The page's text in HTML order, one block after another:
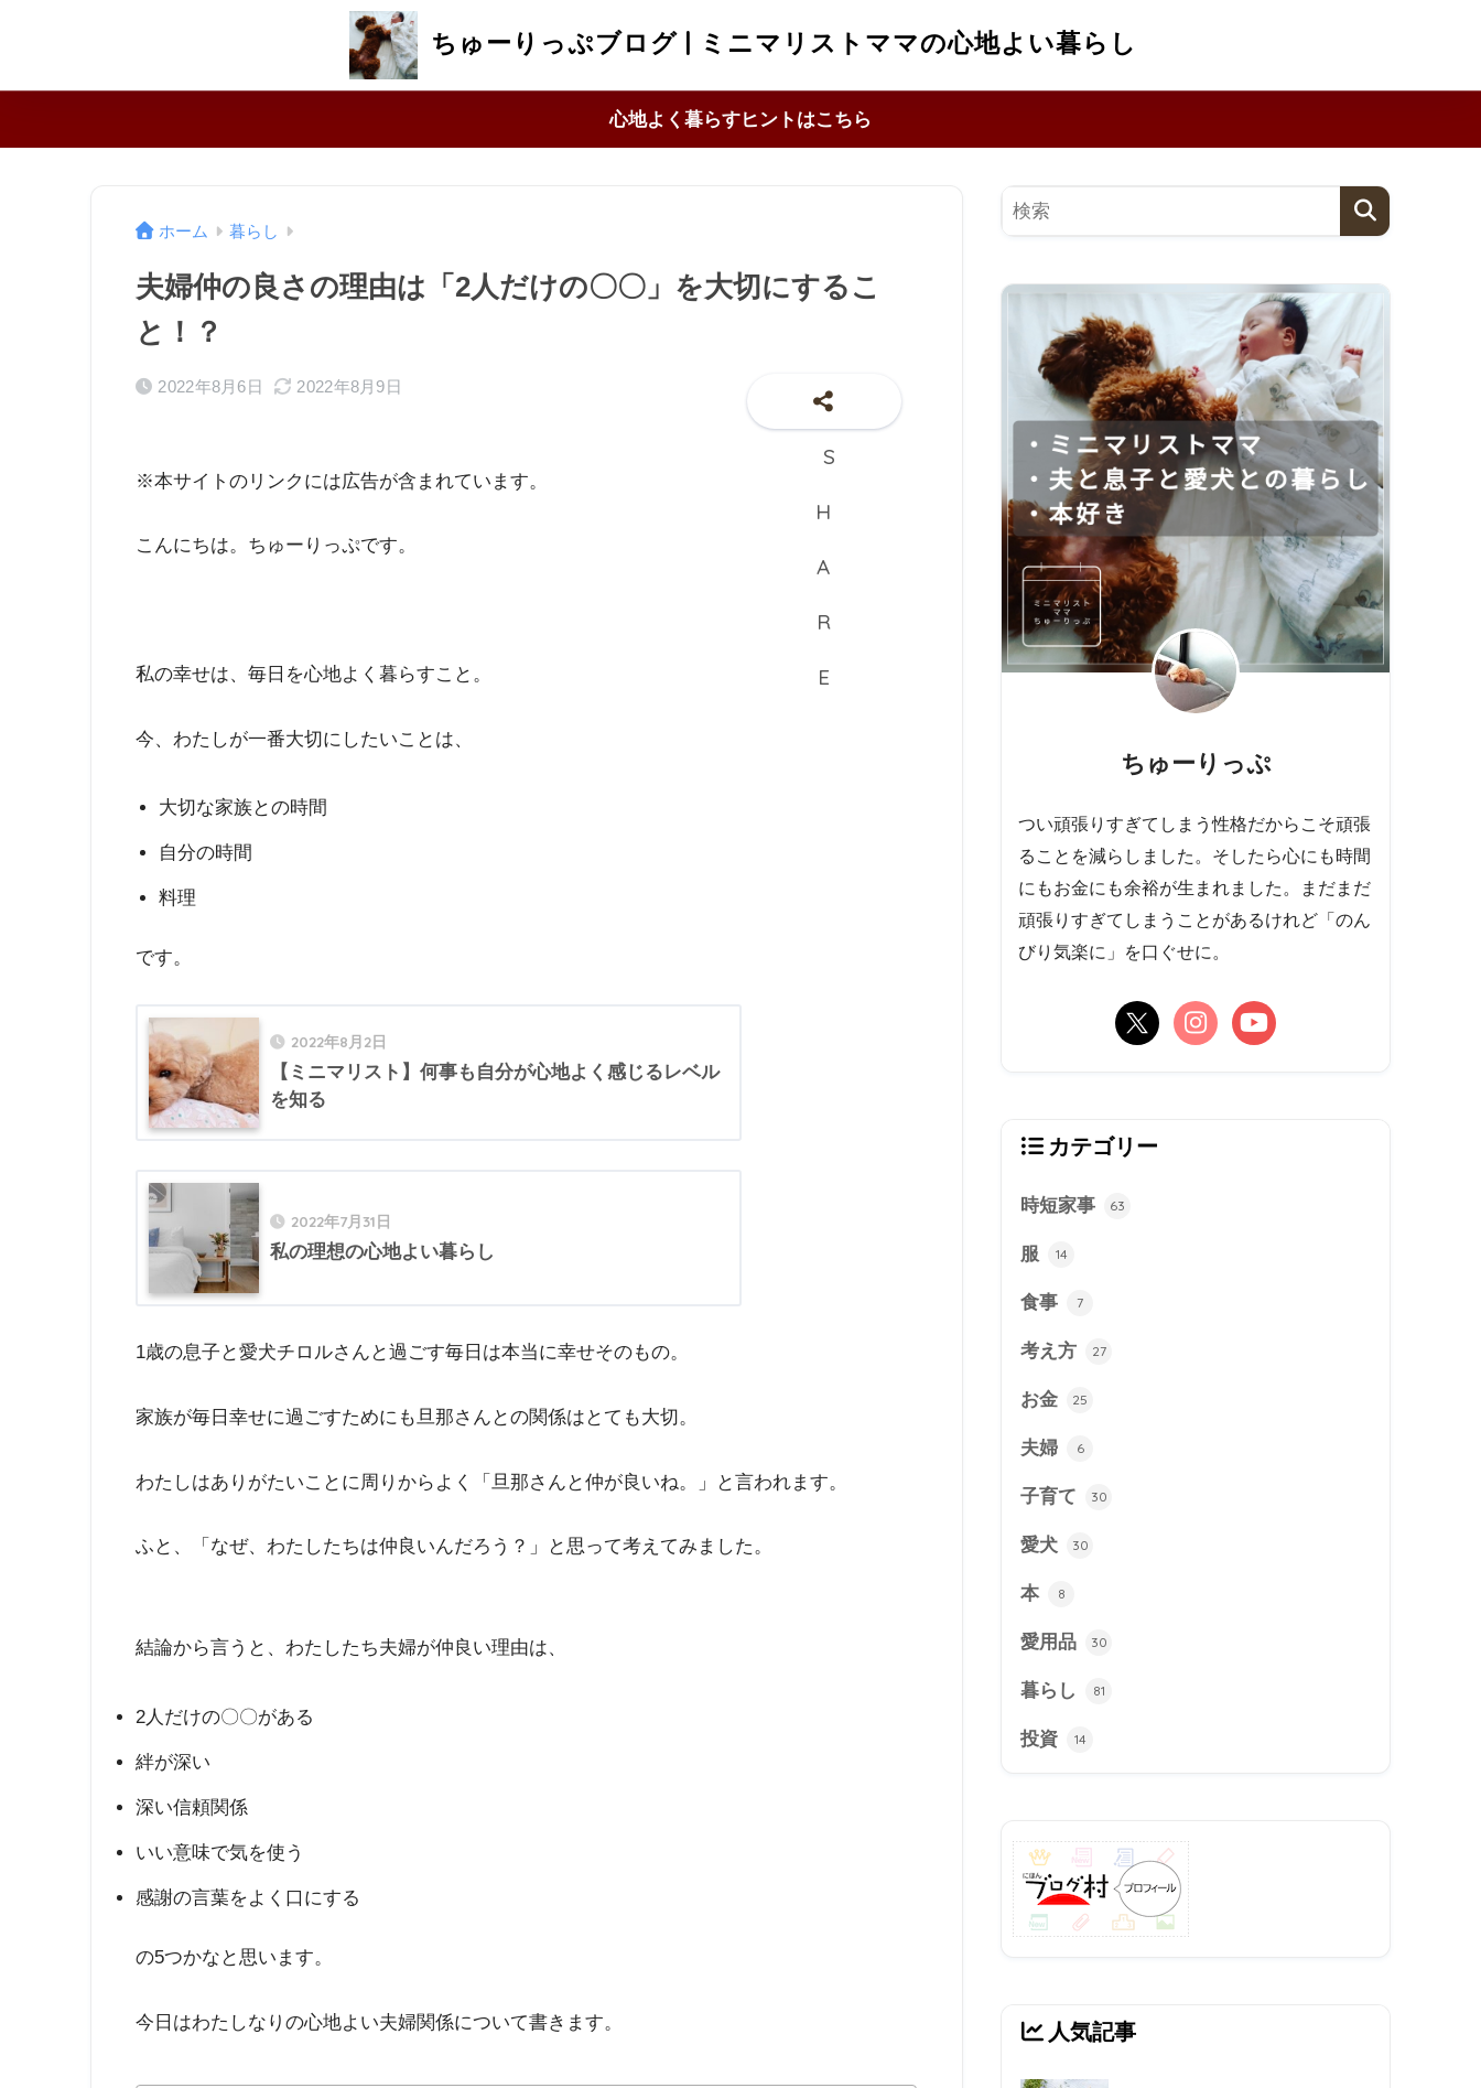
ちゅーりっぷブログ | ミニマリストママの心地よい暮らし
心地よく暮らすヒントはこちら
ホーム 暮らし
夫婦仲の良さの理由は「2人だけの〇〇」を大切にするこ
と！？
2022年8月6日 2022年8月9日
※本サイトのリンクには広告が含まれています。
こんにちは。ちゅーりっぷです。
私の幸せは、毎日を心地よく暮らすこと。
今、わたしが一番大切にしたいことは、
大切な家族との時間
自分の時間
料理
です。
2022年8月2日
【ミニマリスト】何事も自分が心地よく感じるレベル
を知る
2022年7月31日
私の理想の心地よい暮らし
1歳の息子と愛犬チロルさんと過ごす毎日は本当に幸せそのもの。
家族が毎日幸せに過ごすためにも旦那さんとの関係はとても大切。
わたしはありがたいことに周りからよく「旦那さんと仲が良いね。」と言われます。
ふと、「なぜ、わたしたちは仲良いんだろう？」と思って考えてみました。
結論から言うと、わたしたち夫婦が仲良い理由は、
2人だけの〇〇がある
絆が深い
深い信頼関係
いい意味で気を使う
感謝の言葉をよく口にする
の5つかなと思います。
今日はわたしなりの心地よい夫婦関係について書きます。
ちゅーりっぷ
つい頑張りすぎてしまう性格だからこそ頑張
ることを減らしました。そしたら心にも時間
にもお金にも余裕が生まれました。まだまだ
頑張りすぎてしまうことがあるけれど「のん
びり気楽に」を口ぐせに。
カテゴリー
時短家事 63
服 14
食事 7
考え方 27
お金 25
夫婦 6
子育て 30
愛犬 30
本 8
愛用品 30
暮らし 81
投資 14
人気記事